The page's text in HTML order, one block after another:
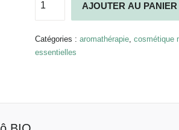
de
Huile
essentielle
de
BIO
AJOUTER AU PANIER
Catégories : aromathérapie, cosmétique
essentielles